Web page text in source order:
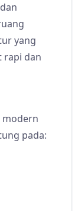
yang
rapi dan
modern
pada: